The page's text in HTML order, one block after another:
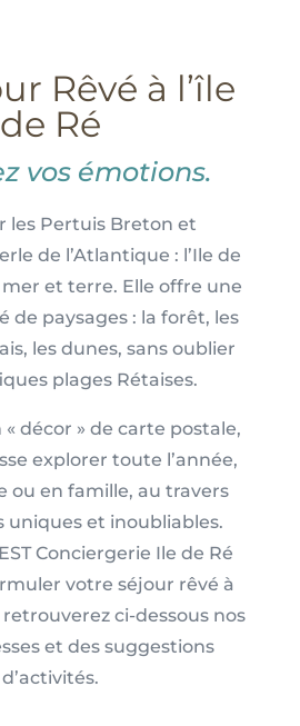
Rêvé à l’île
de Ré
vos émotions.
les Pertuis Breton et
de l’Atlantique : l’Ile de
et terre. Elle offre une
de paysages : la forêt, les
les dunes, sans oublier
plages Rétaises.
« décor » de carte postale,
explorer toute l’année,
ou en famille, au travers
uniques et inoubliables.
Conciergerie Ile de Ré
votre séjour rêvé à
retrouverez ci-dessous nos
et des suggestions
d’activités.